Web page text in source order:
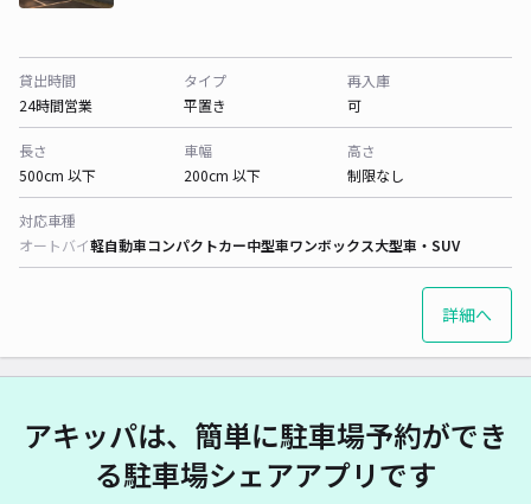
貸出時間
24時間営業
タイプ
平置き
再入庫
可
長さ
500cm 以下
車幅
200cm 以下
高さ
制限なし
対応車種
オートバイ軽自動車コンパクトカー中型車ワンボックス大型車・SUV
詳細へ
アキッパは、簡単に駐車場予約ができ
る駐車場シェアアプリです